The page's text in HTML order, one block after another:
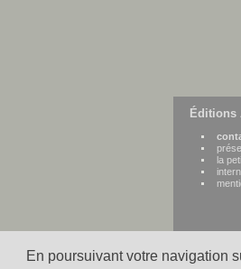
En poursuivant votre navigation
Éditions
la